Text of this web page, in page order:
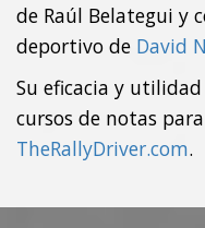
de Raúl Belategui y
deportivo de David
Su eficacia y
cursos de notas
TheRallyDriver.com.